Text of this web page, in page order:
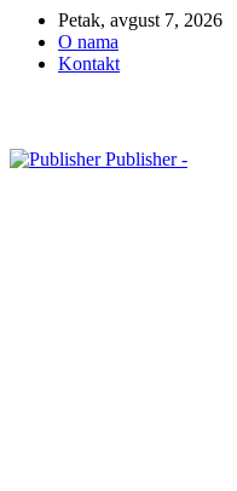
Petak, avgust 7, 2026
O nama
Kontakt
Publisher -